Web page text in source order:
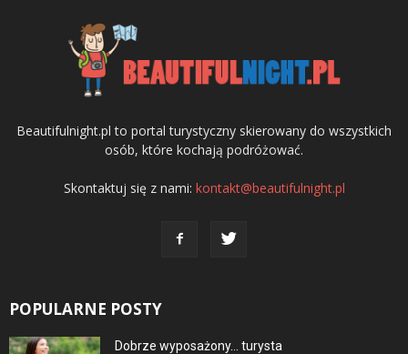
Beautifulnight.pl to portal turystyczny skierowany do wszystkich
osób, które kochają podróżować.
Skontaktuj się z nami: kontakt@beautifulnight.pl
POPULARNE POSTY
Dobrze wyposażony… turysta